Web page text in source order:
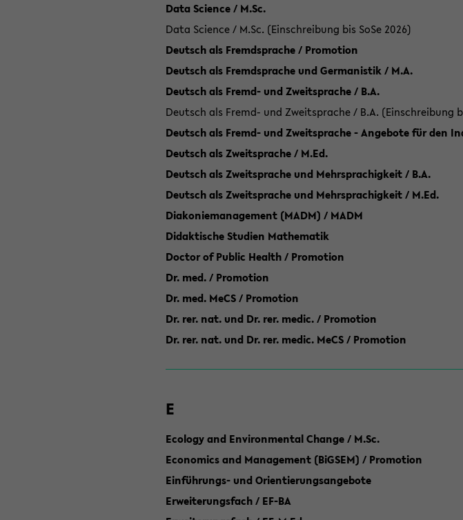
Data Science / M.Sc.
Data Science / M.Sc. (Einschreibung bis SoSe 2026)
Deutsch als Fremdsprache / Promotion
Deutsch als Fremdsprache und Germanistik / M.A.
Deutsch als Fremd- und Zweitsprache / B.A.
Deutsch als Fremd- und Zweitsprache / B.A. (Einschreibung
Deutsch als Fremd- und Zweitsprache - Angebote für den
Deutsch als Zweitsprache / M.Ed.
Deutsch als Zweitsprache und Mehrsprachigkeit / B.A.
Deutsch als Zweitsprache und Mehrsprachigkeit / M.Ed.
Diakoniemanagement (MADM) / MADM
Didaktische Studien Mathematik
Doctor of Public Health / Promotion
Dr. med. / Promotion
Dr. med. MeCS / Promotion
Dr. rer. nat. und Dr. rer. medic. / Promotion
Dr. rer. nat. und Dr. rer. medic. MeCS / Promotion
E
Ecology and Environmental Change / M.Sc.
Economics and Management (BiGSEM) / Promotion
Einführungs- und Orientierungsangebote
Erweiterungsfach / EF-BA